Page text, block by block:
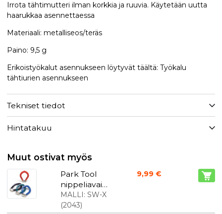
Irrota tähtimutteri ilman korkkia ja ruuvia. Käytetään uutta
haarukkaa asennettaessa
Materiaali: metalliseos/teräs
Paino: 9,5 g
Erikoistyökalut asennukseen löytyvät täältä: Työkalu
tähtiurien asennukseen
Tekniset tiedot
Hintatakuu
Muut ostivat myös
Park Tool
nippeliavaii
n
MALLI: SW-X
(2043)
9,99 €